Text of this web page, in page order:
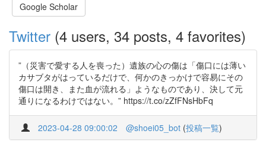
Google Scholar
Twitter (4 users, 34 posts, 4 favorites)
”（災害で愛する人を喪った）遺族の心の傷は「傷口には薄い
カサブタがはっているだけで、何かのきっかけで容易にその
傷口は開き、また血が流れる」ようなものであり、決して元
通りになるわけではない。” https://t.co/zZfFNsHbFq
2023-04-28 09:00:02 @shoei05_bot (投稿一覧)